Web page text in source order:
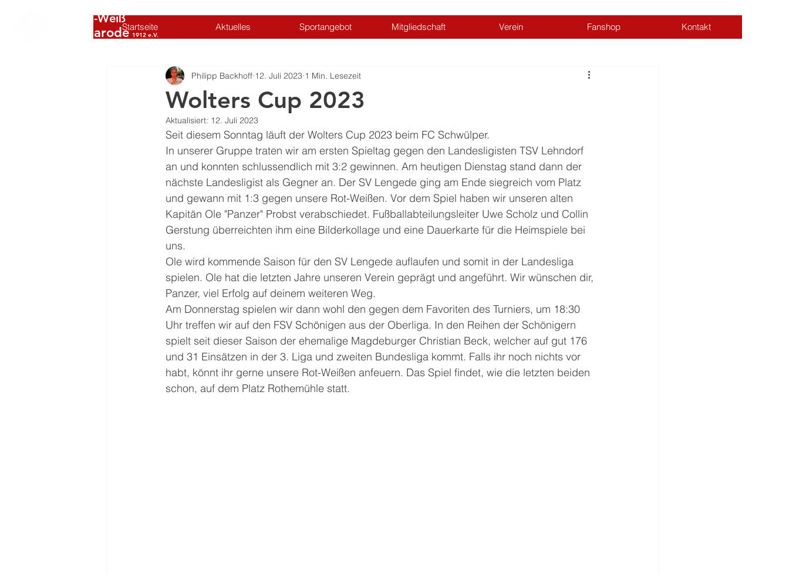
SC Rot-Weiß
Volkmarode 1912 e.V.
Startseite Aktuelles Sportangebot Mitgliedschaft Verein Fanshop Kontakt
Wolters Cup 2023
Philipp Backhoff 12. Juli 2023 1 Min. Lesezeit
Aktualisiert: 12. Juli 2023
Seit diesem Sonntag läuft der Wolters Cup 2023 beim FC Schwülper.
In unserer Gruppe traten wir am ersten Spieltag gegen den Landesligisten TSV Lehndorf
an und konnten schlussendlich mit 3:2 gewinnen. Am heutigen Dienstag stand dann der
nächste Landesligist als Gegner an. Der SV Lengede ging am Ende siegreich vom Platz
und gewann mit 1:3 gegen unsere Rot-Weißen. Vor dem Spiel haben wir unseren alten
Kapitän Ole "Panzer" Probst verabschiedet. Fußballabteilungsleiter Uwe Scholz und Collin
Gerstung überreichten ihm eine Bilderkollage und eine Dauerkarte für die Heimspiele bei
uns.
Ole wird kommende Saison für den SV Lengede auflaufen und somit in der Landesliga
spielen. Ole hat die letzten Jahre unseren Verein geprägt und angeführt. Wir wünschen dir,
Panzer, viel Erfolg auf deinem weiteren Weg.
Am Donnerstag spielen wir dann wohl den gegen dem Favoriten des Turniers, um 18:30
Uhr treffen wir auf den FSV Schönigen aus der Oberliga. In den Reihen der Schönigern
spielt seit dieser Saison der ehemalige Magdeburger Christian Beck, welcher auf gut 176
und 31 Einsätzen in der 3. Liga und zweiten Bundesliga kommt. Falls ihr noch nichts vor
habt, könnt ihr gerne unsere Rot-Weißen anfeuern. Das Spiel findet, wie die letzten beiden
schon, auf dem Platz Rothemühle statt.